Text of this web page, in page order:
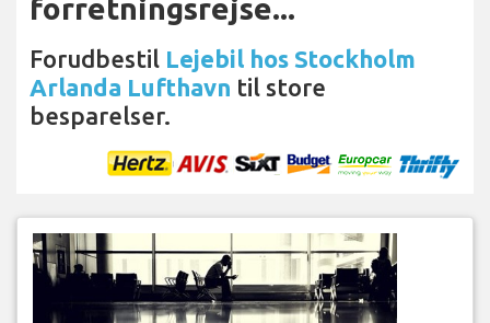
forretningsrejse...
Forudbestil Lejebil hos Stockholm
Arlanda Lufthavn til store
besparelser.